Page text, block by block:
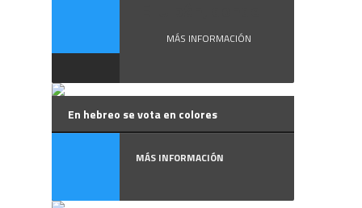
MÁS INFORMACIÓN
En hebreo se vota en colores
MÁS INFORMACIÓN